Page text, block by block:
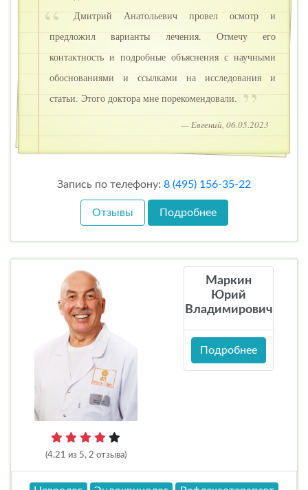
Дмитрий Анатольевич провел осмотр и
предложил варианты лечения. Отмечу его
контактность и подробные объяснения с научными
обоснованиями и ссылками на исследования и
статьи. Этого доктора мне порекомендовали.
— Евгений, 06.05.2023
Запись по телефону: 8 (495) 156-35-22
Отзывы Подробнее
(4.21 из 5, 2 отзыва)
Маркин
Юрий
Владимирович
Подробнее